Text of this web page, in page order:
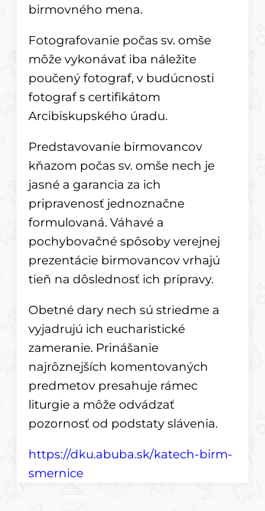
birmovného mena.
Fotografovanie počas sv. omše
môže vykonávať iba náležite
poučený fotograf, v budúcnosti
fotograf s certifikátom
Arcibiskupského úradu.
Predstavovanie birmovancov
kňazom počas sv. omše nech je
jasné a garancia za ich
pripravenosť jednoznačne
formulovaná. Váhavé a
pochybovačné spôsoby verejnej
prezentácie birmovancov vrhajú
tieň na dôslednosť ich prípravy.
Obetné dary nech sú striedme a
vyjadrujú ich eucharistické
zameranie. Prinášanie
najrôznejších komentovaných
predmetov presahuje rámec
liturgie a môže odvádzať
pozornosť od podstaty slávenia.
https://dku.abuba.sk/katech-birm-
smernice